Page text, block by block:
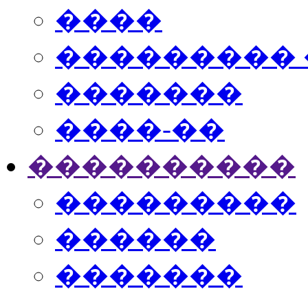
����
���������
�������
����-��
����������
���������
������
�������